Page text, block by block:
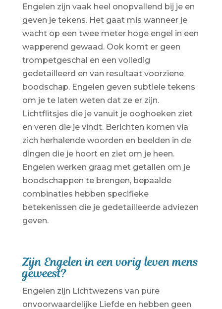
Engelen zijn vaak heel onopvallend bij je en
geven je tekens. Het gaat mis wanneer je
wacht op een twee meter hoge engel in een
wapperend gewaad. Ook komt er geen
trompetgeschal en een volledig
gedetailleerd en van resultaat voorziene
boodschap. Engelen geven subtiele tekens
om je te laten weten dat ze er zijn.
Lichtflitsjes die je vanuit je ooghoeken ziet
en veren die je vindt. Berichten komen via
zich herhalende woorden en beelden in de
dingen die je hoort en ziet om je heen.
Engelen werken graag met getallen om je
boodschappen te brengen, bepaalde
combinaties hebben specifieke
betekenissen die je gedetailleerde adviezen
geven.
Zijn Engelen in een vorig leven mens
geweest?
Engelen zijn Lichtwezens van pure
onvoorwaardelijke Liefde en hebben geen